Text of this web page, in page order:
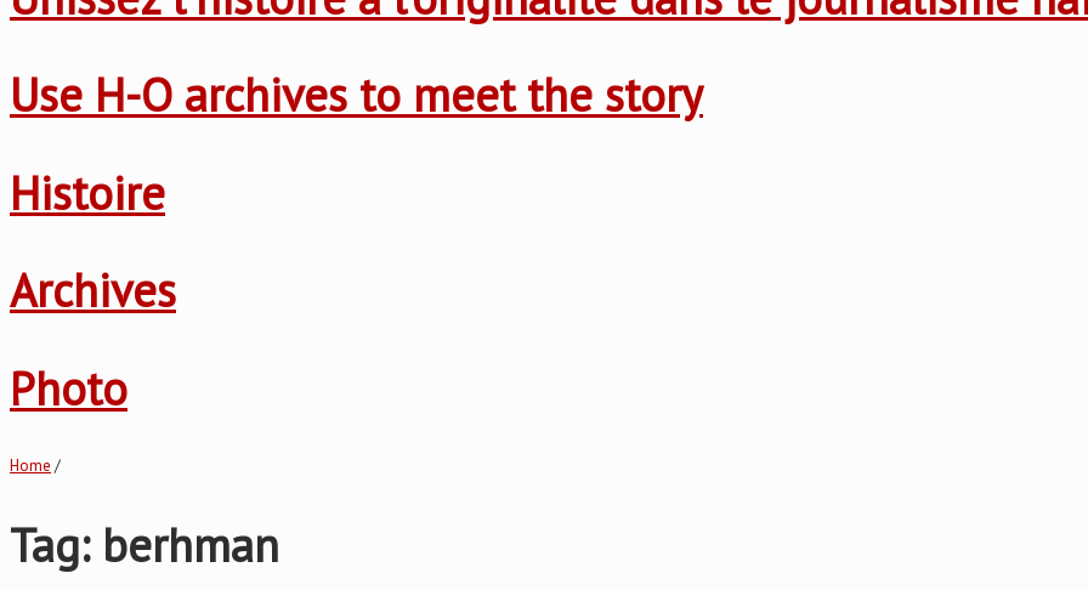
Use H-O archives to meet the story
Histoire
Archives
Photo
Home /
Tag: berhman